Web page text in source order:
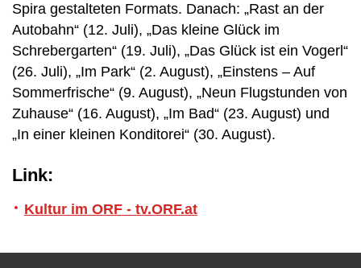
Spira gestalteten Formats. Danach: „Rast an der
Autobahn“ (12. Juli), „Das kleine Glück im
Schrebergarten“ (19. Juli), „Das Glück ist ein Vogerl“
(26. Juli), „Im Park“ (2. August), „Einstens – Auf
Sommerfrische“ (9. August), „Neun Flugstunden von
Zuhause“ (16. August), „Im Bad“ (23. August) und
„In einer kleinen Konditorei“ (30. August).
Link:
Kultur im ORF - tv.ORF.at